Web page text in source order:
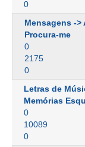
0
Mensagens ->
Procura-me
0
2175
0
Letras de
Memórias
0
10089
0